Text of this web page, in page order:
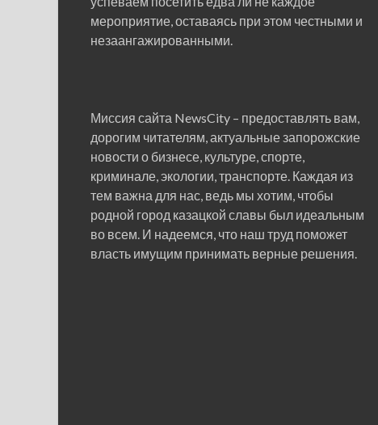
мероприятие, оставаясь при этом честными и
незаангажированными.
Миссия сайта NewsCity – предоставлять вам,
дорогим читателям, актуальные запорожские
новости о бизнесе, культуре, спорте,
криминале, экологии, транспорте. Каждая из
тем важна для нас, ведь мы хотим, чтобы
родной город казацкой славы был идеальным
во всем. И надеемся, что наш труд поможет
власть имущим принимать верные решения.